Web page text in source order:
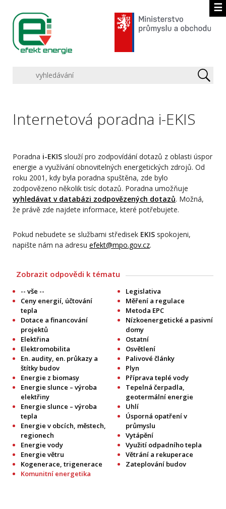
☰
Internetová poradna i-EKIS
Poradna i-EKIS slouží pro zodpovídání dotazů z oblasti úspor
energie a využívání obnovitelných energetických zdrojů. Od
roku 2001, kdy byla poradna spuštěna, zde bylo
zodpovězeno několik tisíc dotazů. Poradna umožňuje
vyhledávat v databázi zodpovězených dotazů. Možná,
že právě zde najdete informace, které potřebujete.
Pokud nebudete se službami středisek EKIS spokojeni,
napište nám na adresu efekt@mpo.gov.cz.
Zobrazit odpovědi k tématu
-- vše --
Ceny energií, účtování
tepla
Dotace a financování
projektů
Elektřina
Elektromobilita
En. audity, en. průkazy a
štítky budov
Energie z biomasy
Energie slunce – výroba
elektřiny
Energie slunce – výroba
tepla
Energie v obcích, městech,
regionech
Energie vody
Energie větru
Kogenerace, trigenerace
Komunitní energetika
Legislativa
Měření a regulace
Metoda EPC
Nízkoenergetické a pasivní
domy
Ostatní
Osvětlení
Palivové články
Plyn
Příprava teplé vody
Tepelná čerpadla,
geotermální energie
Uhlí
Úsporná opatření v
průmyslu
Vytápění
Využití odpadního tepla
Větrání a rekuperace
Zateplování budov